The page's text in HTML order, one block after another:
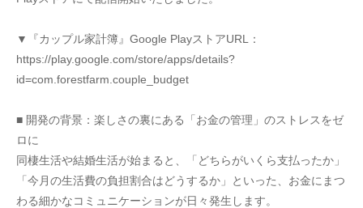
▼『カップル家計簿』Google PlayストアURL：
https://play.google.com/store/apps/details?
id=com.forestfarm.couple_budget
■ 開発の背景：楽しさの裏にある「お金の管理」のストレスをゼ
ロに
同棲生活や結婚生活が始まると、「どちらがいくら支払ったか」
「今月の生活費の負担割合はどうするか」といった、お金にまつ
わる細かなコミュニケーションが日々発生します。